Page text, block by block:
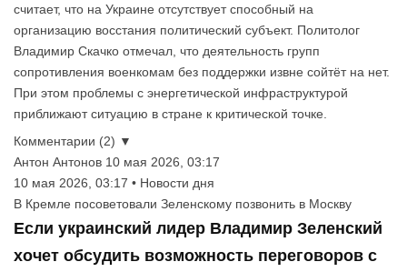
считает, что на Украине отсутствует способный на
организацию восстания политический субъект. Политолог
Владимир Скачко отмечал, что деятельность групп
сопротивления военкомам без поддержки извне сойтёт на нет.
При этом проблемы с энергетической инфраструктурой
приближают ситуацию в стране к критической точке.
Комментарии (2) ▼
Антон Антонов 10 мая 2026, 03:17
10 мая 2026, 03:17 • Новости дня
В Кремле посоветовали Зеленскому позвонить в Москву
Если украинский лидер Владимир Зеленский
хочет обсудить возможность переговоров с